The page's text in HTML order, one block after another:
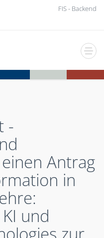
FIS - Backend
-
Antrag
in
und